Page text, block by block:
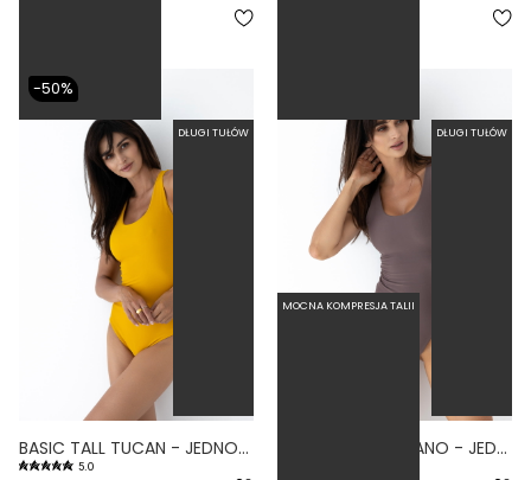
DŁUGI TUŁÓW
-50%
BASIC TALL TUCAN - JEDNOCZĘŚCIOWY STRÓJ KĄPIELOWY DLA WYSOKICH MODELUJĄCY ŻÓŁTY
5.0
DŁUGI TUŁÓW
BASIC TALL VOLCANO - JEDNOCZĘŚCIOWY STRÓJ KĄPIELOWY DLA WYSOKICH MODELUJĄCY FIOLETOWY
MOCNA KOMPRESJA TALII